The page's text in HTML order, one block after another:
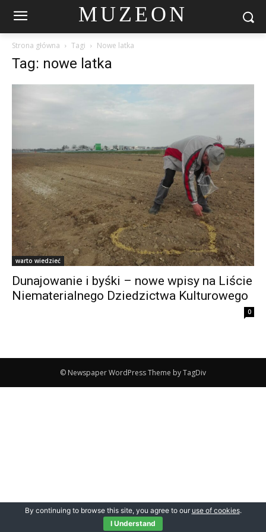
MUZEON
Strona główna Tagi Nowe latka
Tag: nowe latka
warto wiedzieć
Dunajowanie i byśki – nowe wpisy na Liście
Niematerialnego Dziedzictwa Kulturowego
0
© Newspaper WordPress Theme by TagDiv
By continuing to browse this site, you agree to our use of cookies.
I Understand